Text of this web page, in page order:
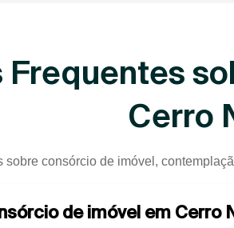
Frequentes
Cerro
sobre consórcio de imóvel,
de imóvel em Cerro